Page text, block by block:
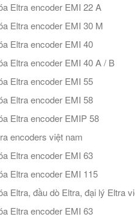
Eltra encoder EMI 22 A
Eltra encoder EMI 30 M
Eltra encoder EMI 40
Eltra encoder EMI 40 A / B
Eltra encoder EMI 55
Eltra encoder EMI 58
Eltra encoder EMIP 58
encoders việt nam
Eltra encoder EMI 63
Eltra encoder EMI 115
Eltra, đầu dò Eltra, đại lý Eltra
Eltra encoder EMI 63